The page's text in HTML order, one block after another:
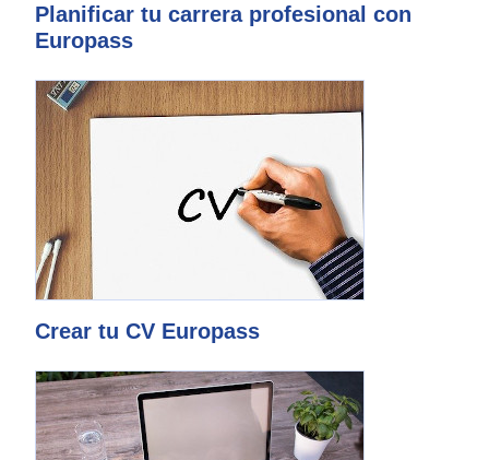
Planificar tu carrera profesional con
Europass
Crear tu CV Europass